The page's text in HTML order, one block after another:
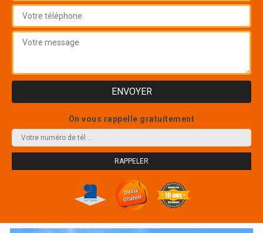
On vous rappelle gratuitement